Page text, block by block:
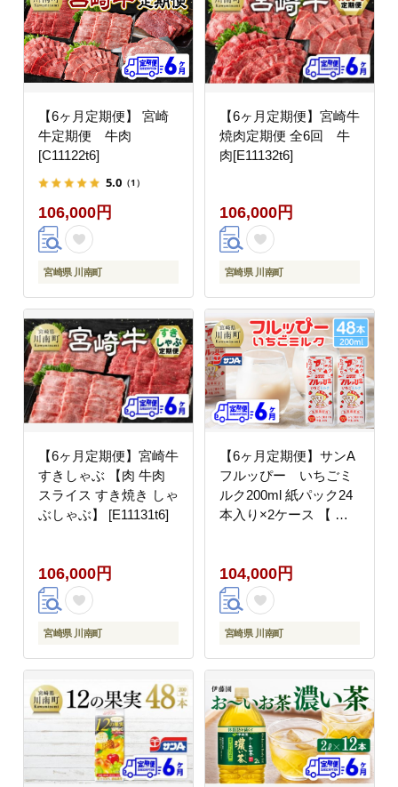
【6ヶ月定期便】 宮崎
牛定期便 牛肉
[C11122t6]
5.0 （1）
106,000円
宮崎県 川南町
【6ヶ月定期便】宮崎牛
焼肉定期便 全6回 牛
肉[E11132t6]
106,000円
宮崎県 川南町
【6ヶ月定期便】宮崎牛
すきしゃぶ 【肉 牛肉
スライス すき焼き しゃ
ぶしゃぶ】 [E11131t6]
106,000円
宮崎県 川南町
【6ヶ月定期便】サンA
フルッぴー いちごミ
ルク200ml 紙パック24
本入り×2ケース 【 飲
ック 備蓄 九州 宮崎県
産 川南町 持運び簡単
送料無料 】[C03032t6]
104,000円
宮崎県 川南町